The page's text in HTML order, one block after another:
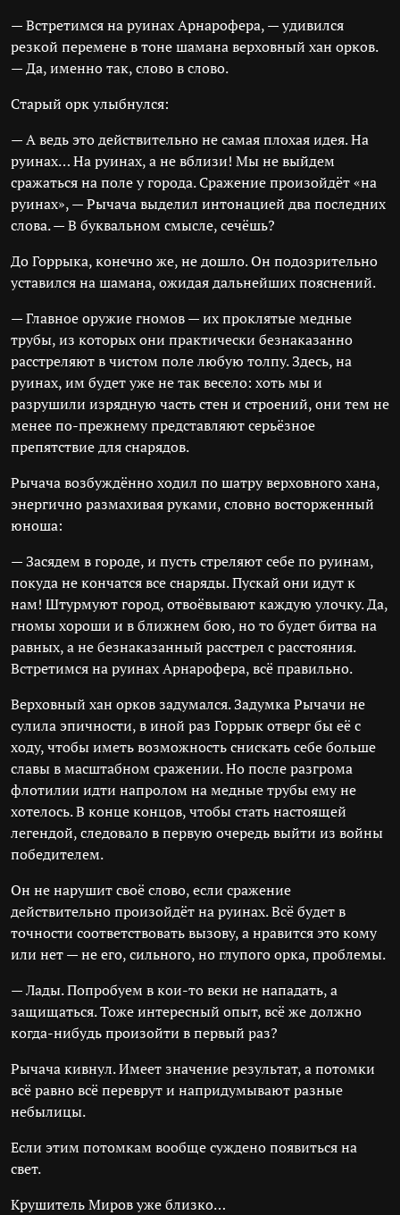
— Встретимся на руинах Арнарофера, — удивился
резкой перемене в тоне шамана верховный хан орков.
— Да, именно так, слово в слово.
Старый орк улыбнулся:
— А ведь это действительно не самая плохая идея. На
руинах… На руинах, а не вблизи! Мы не выйдем
сражаться на поле у города. Сражение произойдёт «на
руинах», — Рычача выделил интонацией два последних
слова. — В буквальном смысле, сечёшь?
До Горрыка, конечно же, не дошло. Он подозрительно
уставился на шамана, ожидая дальнейших пояснений.
— Главное оружие гномов — их проклятые медные
трубы, из которых они практически безнаказанно
расстреляют в чистом поле любую толпу. Здесь, на
руинах, им будет уже не так весело: хоть мы и
разрушили изрядную часть стен и строений, они тем не
менее по-прежнему представляют серьёзное
препятствие для снарядов.
Рычача возбуждённо ходил по шатру верховного хана,
энергично размахивая руками, словно восторженный
юноша:
— Засядем в городе, и пусть стреляют себе по руинам,
покуда не кончатся все снаряды. Пускай они идут к
нам! Штурмуют город, отвоёвывают каждую улочку. Да,
гномы хороши и в ближнем бою, но то будет битва на
равных, а не безнаказанный расстрел с расстояния.
Встретимся на руинах Арнарофера, всё правильно.
Верховный хан орков задумался. Задумка Рычачи не
сулила эпичности, в иной раз Горрык отверг бы её с
ходу, чтобы иметь возможность снискать себе больше
славы в масштабном сражении. Но после разгрома
флотилии идти напролом на медные трубы ему не
хотелось. В конце концов, чтобы стать настоящей
легендой, следовало в первую очередь выйти из войны
победителем.
Он не нарушит своё слово, если сражение
действительно произойдёт на руинах. Всё будет в
точности соответствовать вызову, а нравится это кому
или нет — не его, сильного, но глупого орка, проблемы.
— Лады. Попробуем в кои-то веки не нападать, а
защищаться. Тоже интересный опыт, всё же должно
когда-нибудь произойти в первый раз?
Рычача кивнул. Имеет значение результат, а потомки
всё равно всё переврут и напридумывают разные
небылицы.
Если этим потомкам вообще суждено появиться на
свет.
Крушитель Миров уже близко…